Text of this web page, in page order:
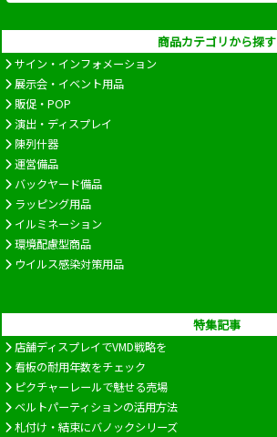
商品カテゴリから探す
サイン・インフォメーション
展示会・イベント用品
販促・POP
演出・ディスプレイ
陳列什器
運営備品
バックヤード備品
ラッピング用品
イルミネーション
環境配慮型商品
ウイルス感染対策用品
特集記事
店舗ディスプレイでVMD戦略を
看板の耐用年数をチェック
ピクチャーレールで魅せる売場
ベルトパーティションの活用方法
札付け・結束にバノックシリーズ